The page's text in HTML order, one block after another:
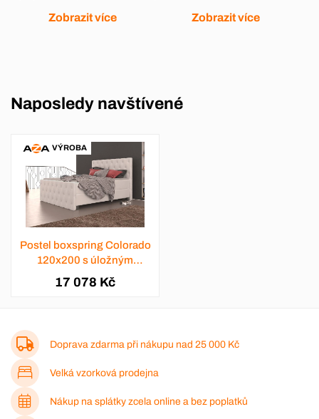
Zobrazit více Zobrazit více
Naposledy navštívené
VÝROBA
Postel boxspring Colorado
120x200 s úložným
prostorem - výběr barev
17 078 Kč
Doprava zdarma při nákupu nad 25 000 Kč
Velká vzorková prodejna
Nákup na splátky zcela online a bez poplatků